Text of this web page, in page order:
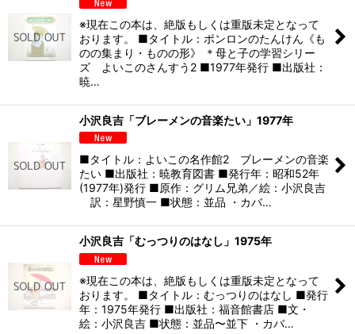
※現在この本は、絶版もしくは重版未定となって
おります。 ■タイトル：ポンロンのたんけん《も
のの集まり・ものの形》 ＊母と子の学習シリー
ズ よいこのさんすう2 ■1977年発行 ■出版社：
暁…
小沢良吉「ブレーメンの音楽たい」1977年
■タイトル：よいこの名作館2 ブレーメンの音楽
たい ■出版社：暁教育図書 ■発行年：昭和52年
(1977年)発行 ■原作：グリム兄弟／絵：小沢良吉
訳：星野慎一 ■状態：並品 ・カバ…
小沢良吉「むっつりのはなし」1975年
※現在この本は、絶版もしくは重版未定となって
おります。 ■タイトル：むっつりのはなし ■発行
年：1975年発行 ■出版社：福音館書店 ■文・
絵：小沢良吉 ■状態：並品〜並下 ・カバ…